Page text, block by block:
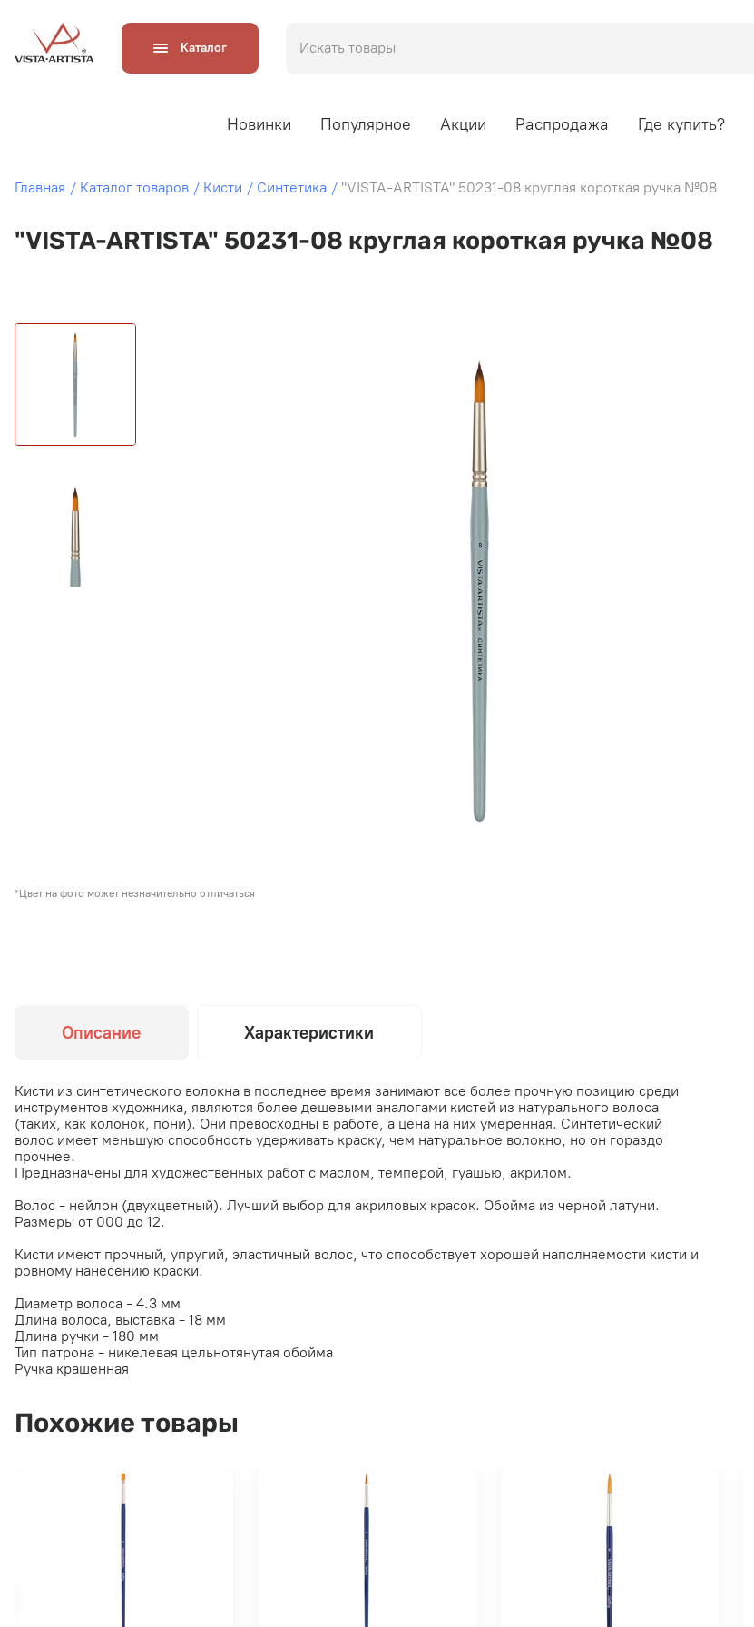
Каталог
Новинки Популярное Акции Распродажа Где купить?
Главная Каталог товаров Кисти Синтетика "VISTA-ARTISTA" 50231-08 круглая короткая ручка №08
"VISTA-ARTISTA" 50231-08 круглая короткая ручка №08
*Цвет на фото может незначительно отличаться
Описание Характеристики
Кисти из синтетического волокна в последнее время занимают все более прочную позицию среди
инструментов художника, являются более дешевыми аналогами кистей из натурального волоса
(таких, как колонок, пони). Они превосходны в работе, а цена на них умеренная. Синтетический
волос имеет меньшую способность удерживать краску, чем натуральное волокно, но он гораздо
прочнее.
Предназначены для художественных работ с маслом, темперой, гуашью, акрилом.
Волос - нейлон (двухцветный). Лучший выбор для акриловых красок. Обойма из черной латуни.
Размеры от 000 до 12.
Кисти имеют прочный, упругий, эластичный волос, что способствует хорошей наполняемости кисти и
ровному нанесению краски.
Диаметр волоса - 4.3 мм
Длина волоса, выставка - 18 мм
Длина ручки - 180 мм
Тип патрона - никелевая цельнотянутая обойма
Ручка крашенная
Похожие товары